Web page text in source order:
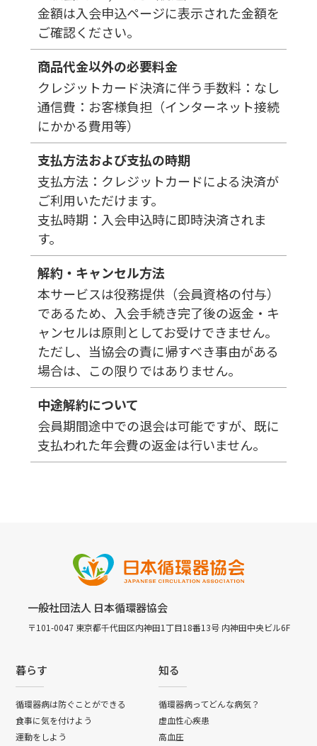
金額は入会申込ページに表示された金額を
ご確認ください。
商品代金以外の必要料金
クレジットカード決済に伴う手数料：なし
通信費：お客様負担（インターネット接続
にかかる費用等）
支払方法および支払の時期
支払方法：クレジットカードによる決済が
ご利用いただけます。
支払時期：入会申込時に即時決済されま
す。
解約・キャンセル方法
本サービスは役務提供（会員資格の付与）
であるため、入会手続き完了後の返金・キ
ャンセルは原則としてお受けできません。
ただし、当協会の責に帰すべき事由がある
場合は、この限りではありません。
中途解約について
会員期間途中での退会は可能ですが、既に
支払われた年会費の返金は行いません。
一般社団法人 日本循環器協会
〒101-0047 東京都千代田区内神田1丁目18番13号 内神田中央ビル6F
暮らす
循環器病は防ぐことができる
食事に気を付けよう
運動をしよう
知る
循環器病ってどんな病気？
虚血性心疾患
高血圧